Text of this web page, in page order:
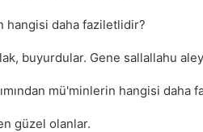
hangisi daha faziletlidir?
buyurdular. Gene sallallahu
mü'minlerin hangisi daha
güzel olanlar.